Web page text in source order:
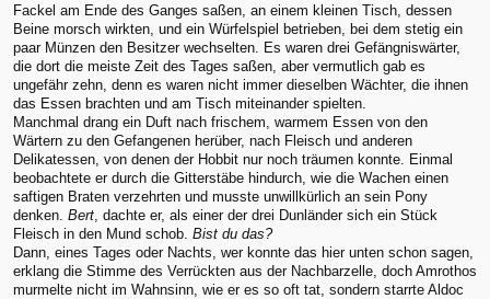
Fackel am Ende des Ganges saßen, an einem kleinen Tisch, dessen
Beine morsch wirkten, und ein Würfelspiel betrieben, bei dem stetig ein
paar Münzen den Besitzer wechselten. Es waren drei Gefängniswärter,
die dort die meiste Zeit des Tages saßen, aber vermutlich gab es
ungefähr zehn, denn es waren nicht immer dieselben Wächter, die ihnen
das Essen brachten und am Tisch miteinander spielten.
Manchmal drang ein Duft nach frischem, warmem Essen von den
Wärtern zu den Gefangenen herüber, nach Fleisch und anderen
Delikatessen, von denen der Hobbit nur noch träumen konnte. Einmal
beobachtete er durch die Gitterstäbe hindurch, wie die Wachen einen
saftigen Braten verzehrten und musste unwillkürlich an sein Pony
denken. Bert, dachte er, als einer der drei Dunländer sich ein Stück
Fleisch in den Mund schob. Bist du das?
Dann, eines Tages oder Nachts, wer konnte das hier unten schon sagen,
erklang die Stimme des Verrückten aus der Nachbarzelle, doch Amrothos
murmelte nicht im Wahnsinn, wie er es so oft tat, sondern starrte Aldoc